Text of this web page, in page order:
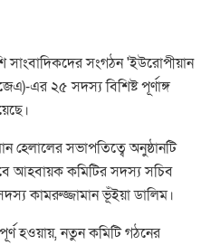
সাংবাদিকদের সংগঠন 'ইউরোপীয়ান
এর ২৫ সদস্য বিশিষ্ট পূর্ণাঙ্গ
হেলালের সভাপতিত্বে অনুষ্ঠানটি
আহবায়ক কমিটির সদস্য সচিব
কামরুজ্জামান ভূঁইয়া ডালিম।
হওয়ায়, নতুন কমিটি গঠনের